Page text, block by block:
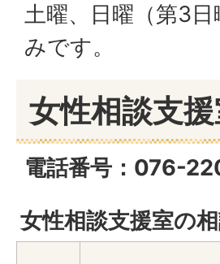
土曜、日曜（第3
みです。
女性相談支
電話番号：076-
女性相談支援室の